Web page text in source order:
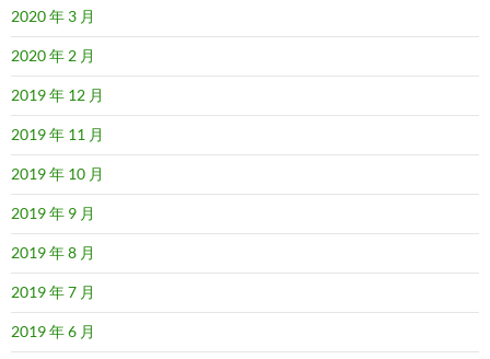
2020 年 3 月
2020 年 2 月
2019 年 12 月
2019 年 11 月
2019 年 10 月
2019 年 9 月
2019 年 8 月
2019 年 7 月
2019 年 6 月